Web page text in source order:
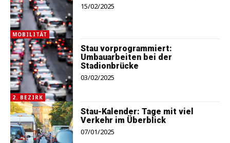
MOBILITÄT
15/02/2025
2. BEZIRK
Stau vorprogrammiert:
Umbauarbeiten bei der
Stadionbrücke
03/02/2025
Stau-Kalender: Tage mit viel
Verkehr im Überblick
07/01/2025